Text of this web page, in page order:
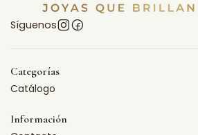
Síguenos
Categorías
Catálogo
Información